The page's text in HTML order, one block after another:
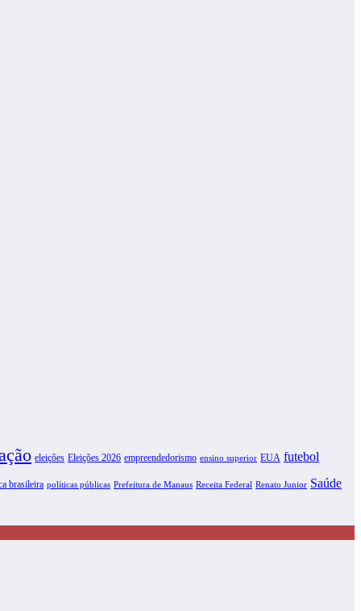
eleições Eleições 2026 empreendedorismo ensino superior EUA futebol
brasileira políticas públicas Prefeitura de Manaus Receita Federal Renato Junior Saúde